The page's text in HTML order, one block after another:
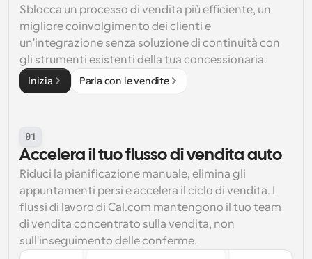
Sblocca un processo di vendita più efficiente, un
migliore coinvolgimento dei clienti e
un'integrazione senza soluzione di continuità con
gli strumenti esistenti della tua concessionaria.
Inizia Parla con le vendite
01
Accelera il tuo flusso di vendita auto
Riduci la pianificazione manuale, elimina gli
appuntamenti persi e accelera il ciclo di vendita. I
flussi di lavoro di Cal.com mantengono il tuo team
di vendita concentrato sulla vendita, non
sull'inseguimento delle conferme.